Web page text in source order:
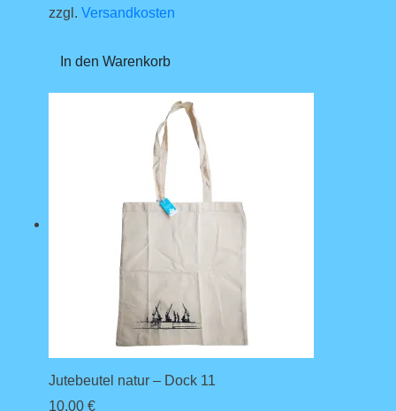
zzgl. Versandkosten
In den Warenkorb
Jutebeutel natur – Dock 11
10,00 €